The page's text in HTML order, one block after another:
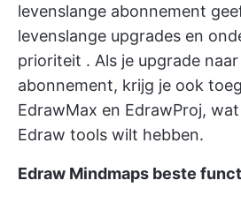
levenslange abonnement
levenslange upgrades en
prioriteit . Als je upgrade
abonnement, krijg je ook
EdrawMax en EdrawProj,
Edraw tools wilt hebben.
Edraw Mindmaps beste